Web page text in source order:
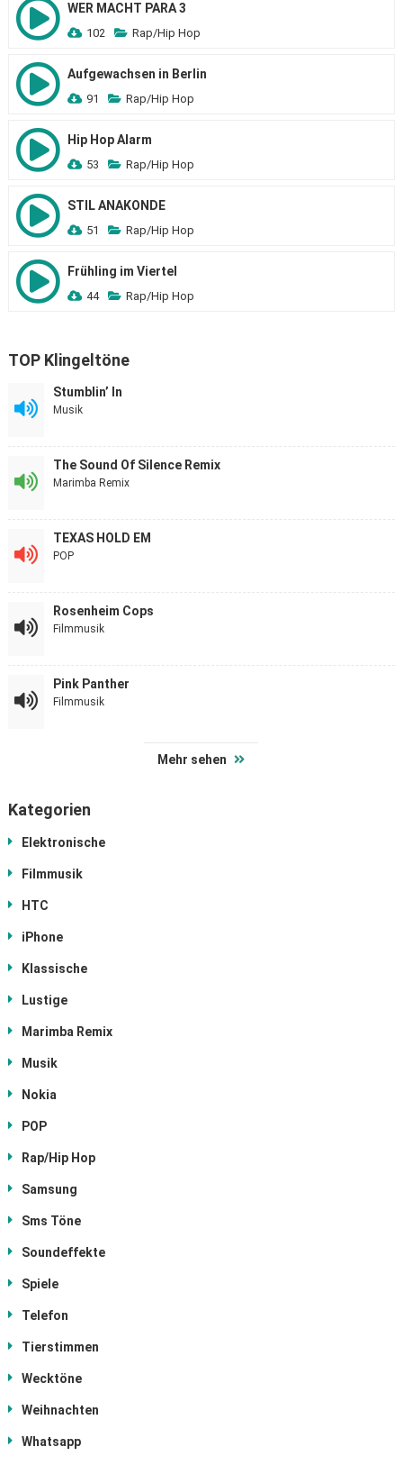
WER MACHT PARA 3
102 Rap/Hip Hop
Aufgewachsen in Berlin
91 Rap/Hip Hop
Hip Hop Alarm
53 Rap/Hip Hop
STIL ANAKONDE
51 Rap/Hip Hop
Frühling im Viertel
44 Rap/Hip Hop
TOP Klingeltöne
Stumblin’ In
Musik
The Sound Of Silence Remix
Marimba Remix
TEXAS HOLD EM
POP
Rosenheim Cops
Filmmusik
Pink Panther
Filmmusik
Mehr sehen
Kategorien
Elektronische
Filmmusik
HTC
iPhone
Klassische
Lustige
Marimba Remix
Musik
Nokia
POP
Rap/Hip Hop
Samsung
Sms Töne
Soundeffekte
Spiele
Telefon
Tierstimmen
Wecktöne
Weihnachten
Whatsapp